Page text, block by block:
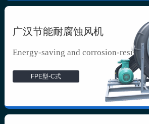
广汉节能耐腐蚀风机
Energy-saving and corrosion-resista...
FPE型-C式